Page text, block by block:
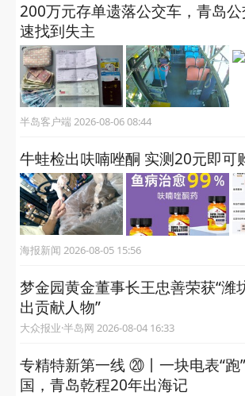
200万元存单遗落公交车，青岛
速找到失主
半岛客户端 2026-08-06 08:44
牛蛙检出呋喃唑酮 实测20元即可
海报新闻 2026-08-05 15:56
梦金园黄金董事长王忠善荣获“潍
出贡献人物”
大众报业·半岛网 2026-08-04 16:33
专精特新第一线 ⑳丨一块电表“跑
国，青岛乾程20年出海记